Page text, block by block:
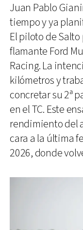
Juan Pablo
tiempo y ya
El piloto de
flamante Ford
Racing. La
kilómetros y
concretar su 2ª
en el TC. Este
rendimiento del
cara a la última
2026, donde